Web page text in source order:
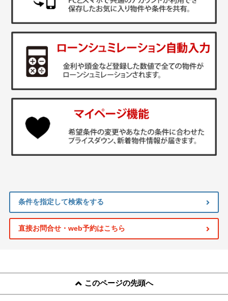
条件を指定して検索をする
直接お問合せ・web予約はこちら
このページの先頭へ